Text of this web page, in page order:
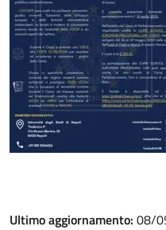
Ultimo aggiornamento: 08/